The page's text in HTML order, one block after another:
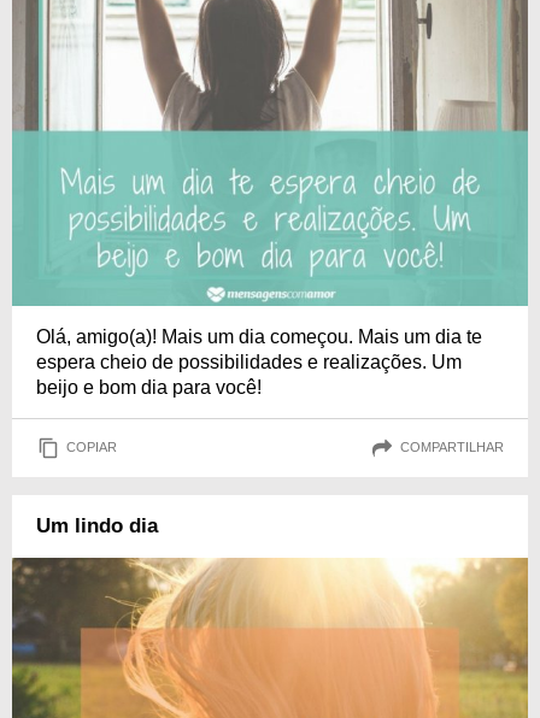
Olá, amigo(a)! Mais um dia começou. Mais um dia te
espera cheio de possibilidades e realizações. Um
beijo e bom dia para você!
COPIAR COMPARTILHAR
Um lindo dia